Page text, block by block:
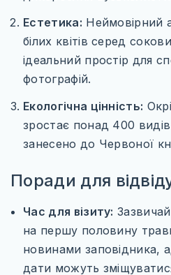
ПУТІВНИКИ
ТРАНСПОРТ_
Естетика: Неймовірний
білих квітів серед
ідеальний простір для
фотографій.
Екологічна цінність:
зростає понад 400
занесено до Червоної
Поради для
Час для візиту:
на першу половину
новинами заповідника,
дати можуть